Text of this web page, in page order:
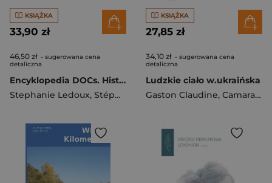
KSIĄŻKA
33,90 zł
46,50 zł - sugerowana cena
detaliczna
Encyklopedia DOCs. Historia eksploracji kosmosu UA
Stephanie Ledoux, Stéphane Frattini
KSIĄŻKA
27,85 zł
34,10 zł - sugerowana cena
detaliczna
Ludzkie ciało w.ukraińska
Gaston Claudine, Camara Christian